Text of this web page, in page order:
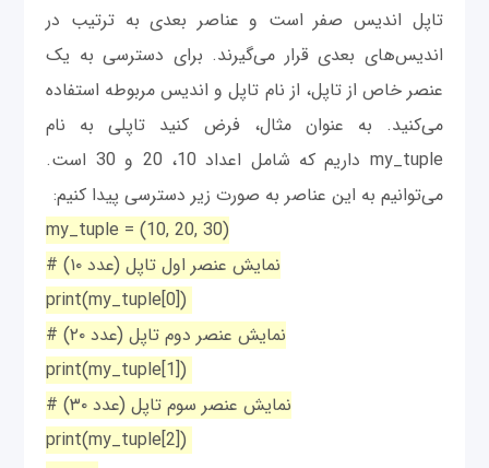
تاپل اندیس صفر است و عناصر بعدی به ترتیب در
اندیس‌های بعدی قرار می‌گیرند. برای دسترسی به یک
عنصر خاص از تاپل، از نام تاپل و اندیس مربوطه استفاده
می‌کنید. به عنوان مثال، فرض کنید تاپلی به نام
my_tuple داریم که شامل اعداد 10، 20 و 30 است.
می‌توانیم به این عناصر به صورت زیر دسترسی پیدا کنیم:
my_tuple = (10, 20, 30)
# نمایش عنصر اول تاپل (عدد ۱۰)
print(my_tuple[0])
# نمایش عنصر دوم تاپل (عدد ۲۰)
print(my_tuple[1])
# نمایش عنصر سوم تاپل (عدد ۳۰)
print(my_tuple[2])